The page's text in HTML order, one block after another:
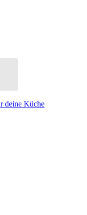
deine Küche